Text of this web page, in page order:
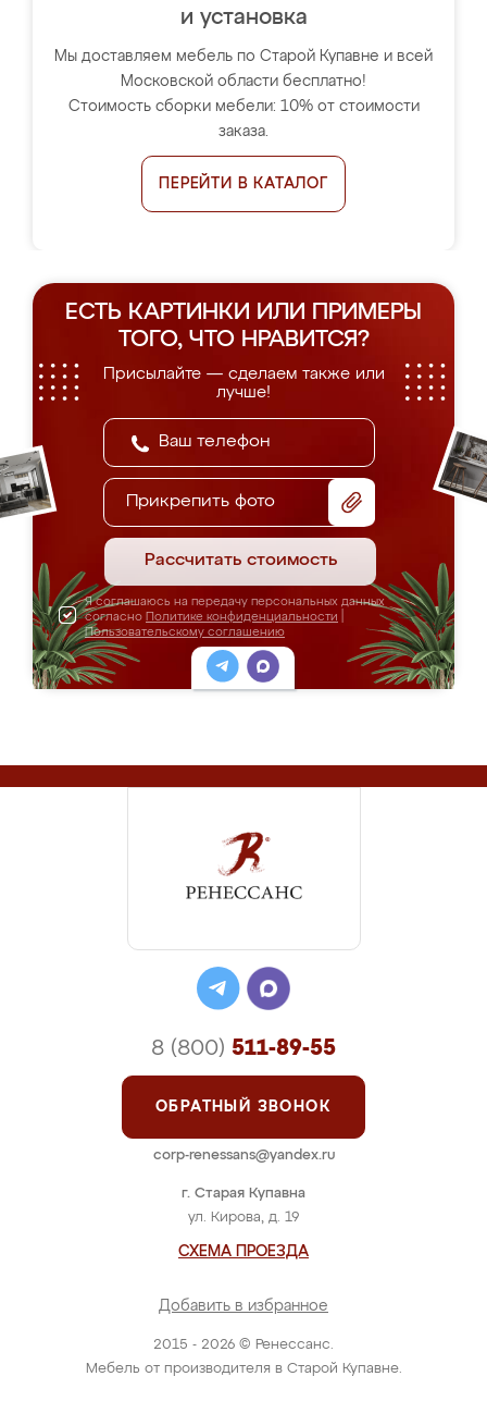
и установка
Мы доставляем мебель по Старой Купавне и всей
Московской области бесплатно!
Стоимость сборки мебели: 10% от стоимости
заказа.
ПЕРЕЙТИ В КАТАЛОГ
ЕСТЬ КАРТИНКИ ИЛИ ПРИМЕРЫ
ТОГО, ЧТО НРАВИТСЯ?
Присылайте — сделаем также или
лучше!
Прикрепить фото
Рассчитать стоимость
Я соглашаюсь на передачу персональных данных
согласно Политике конфиденциальности
Пользовательскому соглашению
2015 - 2026 © Ренессанс.
Мебель от производителя в Старой Купавне.
г. Старая Купавна
ул. Кирова, д. 19
СХЕМА ПРОЕЗДА
Добавить в избранное
8 (800) 511-89-55
ОБРАТНЫЙ ЗВОНОК
corp-renessans@yandex.ru